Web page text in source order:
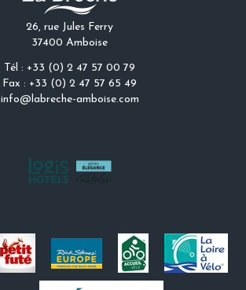
26, rue Jules Ferry
37400 Amboise
Tél : +33 (0) 2 47 57 00 79
Fax : +33 (0) 2 47 57 65 49
info@labreche-amboise.com